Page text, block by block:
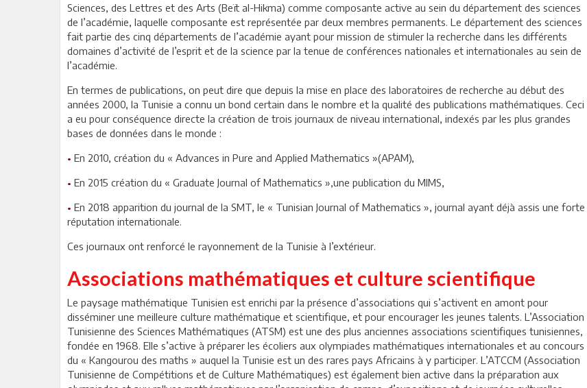
Sciences, des Lettres et des Arts (Beït al-Hikma) comme composante active au sein du département des sciences
de l’académie, laquelle composante est représentée par deux membres permanents. Le département des sciences
fait partie des cinq départements de l’académie ayant pour mission de stimuler la recherche dans les différents
domaines d’activité de l’esprit et de la science par la tenue de conférences nationales et internationales au sein de
l’académie.
En termes de publications, on peut dire que depuis la mise en place des laboratoires de recherche au début des
années 2000, la Tunisie a connu un bond certain dans le nombre et la qualité des publications mathématiques. Ceci
a eu pour conséquence directe la création de trois journaux de niveau international, indexés par les plus grandes
bases de données dans le monde :
• En 2010, création du « Advances in Pure and Applied Mathematics »(APAM),
• En 2015 création du « Graduate Journal of Mathematics »,une publication du MIMS,
• En 2018 apparition du journal de la SMT, le « Tunisian Journal of Mathematics », journal ayant déjà assis une forte
réputation internationale.
Ces journaux ont renforcé le rayonnement de la Tunisie à l’extérieur.
Associations mathématiques et culture scientifique
Le paysage mathématique Tunisien est enrichi par la présence d’associations qui s’activent en amont pour
disséminer une meilleure culture mathématique et scientifique, et pour encourager les jeunes talents. L’Association
Tunisienne des Sciences Mathématiques (ATSM) est une des plus anciennes associations scientifiques tunisiennes,
fondée en 1968. Elle s’active à préparer les écoliers aux olympiades mathématiques internationales et au concours
du « Kangourou des maths » auquel la Tunisie est un des rares pays Africains à y participer. L’ATCCM (Association
Tunisienne de Compétitions et de Culture Mathématiques) est également bien active dans la préparation aux